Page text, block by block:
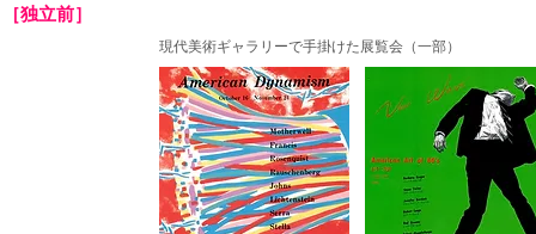
［独立前］
現代美術ギャラリーで手掛けた展覧会（一部）